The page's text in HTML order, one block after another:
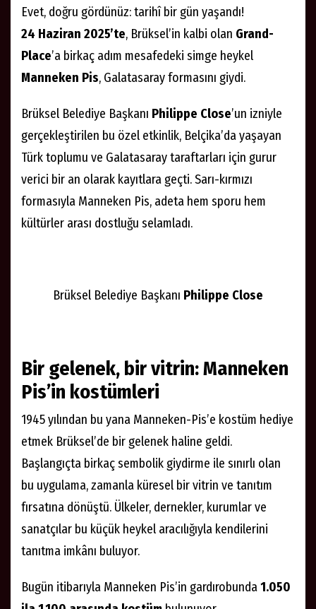
Evet, doğru gördünüz: tarihî bir gün yaşandı!
24 Haziran 2025’te, Brüksel’in kalbi olan Grand-
Place’a birkaç adım mesafedeki simge heykel
Manneken Pis, Galatasaray formasını giydi.
Brüksel Belediye Başkanı Philippe Close’un izniyle
gerçekleştirilen bu özel etkinlik, Belçika’da yaşayan
Türk toplumu ve Galatasaray taraftarları için gurur
verici bir an olarak kayıtlara geçti. Sarı-kırmızı
formasıyla Manneken Pis, adeta hem sporu hem
kültürler arası dostluğu selamladı.
Brüksel Belediye Başkanı Philippe Close
Bir gelenek, bir vitrin: Manneken
Pis’in kostümleri
1945 yılından bu yana Manneken-Pis’e kostüm hediye
etmek Brüksel’de bir gelenek haline geldi.
Başlangıçta birkaç sembolik giydirme ile sınırlı olan
bu uygulama, zamanla küresel bir vitrin ve tanıtım
fırsatına dönüştü. Ülkeler, dernekler, kurumlar ve
sanatçılar bu küçük heykel aracılığıyla kendilerini
tanıtma imkânı buluyor.
Bugün itibarıyla Manneken Pis’in gardırobunda1.050